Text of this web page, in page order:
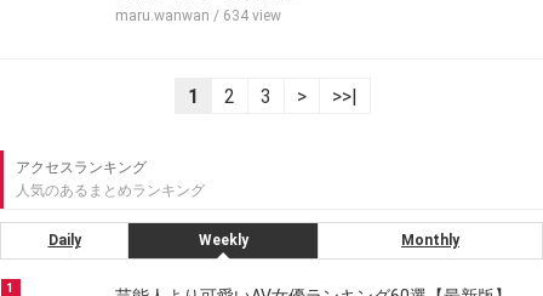
maru.wanwan / 634 view
1 2 3 > >>|
アクセスランキング
人気のあるまとめランキング
Daily Weekly Monthly
1